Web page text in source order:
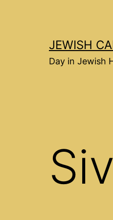
содержимомуJEWISH
Day in Jewish